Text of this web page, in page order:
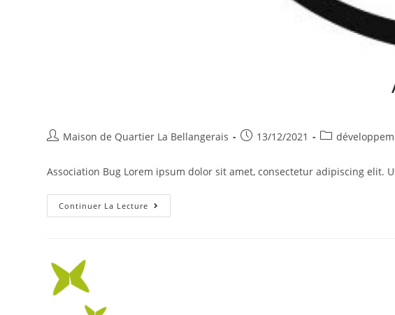
Auteur/autrice
la
publication :
Maison de Quartier La Bellangerais
Publication
13/12/2021
Post
Association Bug Lorem ipsum dolor sit amet, consectetur adipiscing
Continuer La Lecture Association
Bug